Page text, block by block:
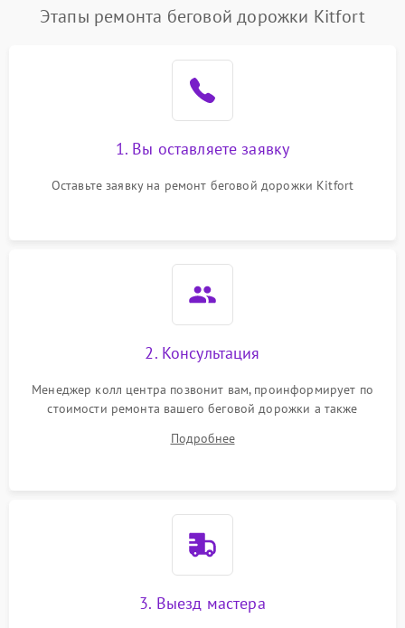
Этапы ремонта беговой дорожки Kitfort
1. Вы оставляете заявку
Оставьте заявку на ремонт беговой дорожки Kitfort
2. Консультация
Менеджер колл центра позвонит вам, проинформирует по
стоимости ремонта вашего беговой дорожки а также
Подробнее
3. Выезд мастера